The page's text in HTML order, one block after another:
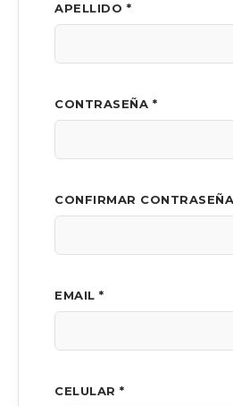
APELLIDO *
CONTRASEÑA *
CONFIRMAR
EMAIL *
CELULAR *